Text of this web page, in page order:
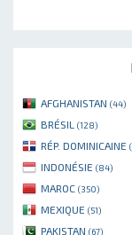
AFGHANISTAN (44)
BRÉSIL (128)
RÉP. DOMINICAINE
INDONÉSIE (84)
MAROC (350)
MEXIQUE (51)
PAKISTAN (67)